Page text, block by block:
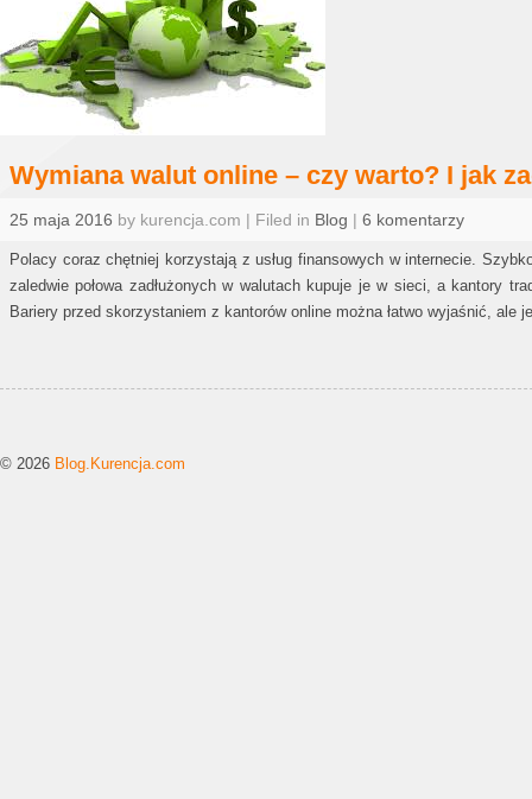
Wymiana walut online – czy warto? I jak
25 maja 2016 by kurencja.com | Filed in Blog | 6 komentarzy
Polacy coraz chętniej korzystają z usług finansowych w internecie.
zaledwie połowa zadłużonych w walutach kupuje je w sieci, a kantory
Bariery przed skorzystaniem z kantorów online można łatwo wyjaśnić,
© 2026 Blog.Kurencja.com